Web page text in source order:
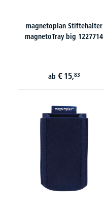
magnetoplan Stiftehalter
magnetoTray big 1227714
ab € 15,83